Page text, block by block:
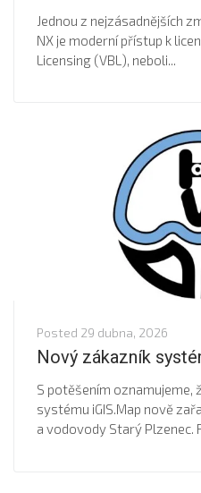
Jednou z nejzásadnějších
NX je moderní přístup k
Licensing (VBL), neboli...
Posted 29 dubna, 2026
Nový zákazník
S potěšením oznamujeme,
systému iGIS.Map nově
a vodovody Starý Plzenec.